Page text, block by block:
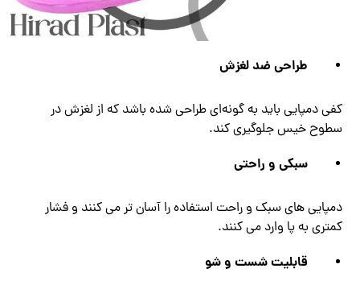
طراحی ضد لغزش
کفی دمپایی باید به گونه‌ای طراحی شده باشد که از لغزش در
سطوح خیس جلوگیری کند.
سبکی و راحتی
دمپایی های سبک و راحت استفاده را آسان تر می کنند و فشار
کمتری به پا وارد می کنند.
قابلیت شست و شو